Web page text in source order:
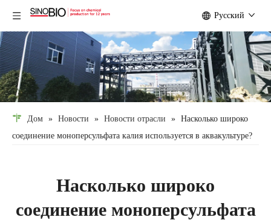
Pусский
Дом » Новости » Новости отрасли » Насколько широко
соединение моноперсульфата калия используется в аквакультуре?
Насколько широко
соединение моноперсульфата